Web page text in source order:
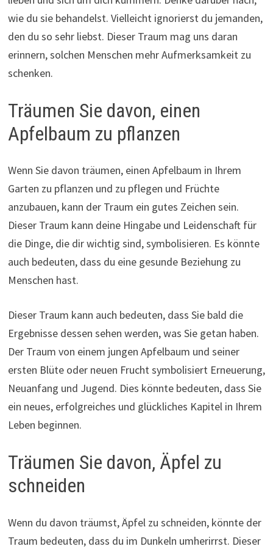
wie du sie behandelst. Vielleicht ignorierst du jemanden,
den du so sehr liebst. Dieser Traum mag uns daran
erinnern, solchen Menschen mehr Aufmerksamkeit zu
schenken.
Träumen Sie davon, einen
Apfelbaum zu pflanzen
Wenn Sie davon träumen, einen Apfelbaum in Ihrem
Garten zu pflanzen und zu pflegen und Früchte
anzubauen, kann der Traum ein gutes Zeichen sein.
Dieser Traum kann deine Hingabe und Leidenschaft für
die Dinge, die dir wichtig sind, symbolisieren. Es könnte
auch bedeuten, dass du eine gesunde Beziehung zu
Menschen hast.
Dieser Traum kann auch bedeuten, dass Sie bald die
Ergebnisse dessen sehen werden, was Sie getan haben.
Der Traum von einem jungen Apfelbaum und seiner
ersten Blüte oder neuen Frucht symbolisiert Erneuerung,
Neuanfang und Jugend. Dies könnte bedeuten, dass Sie
ein neues, erfolgreiches und glückliches Kapitel in Ihrem
Leben beginnen.
Träumen Sie davon, Äpfel zu
schneiden
Wenn du davon träumst, Äpfel zu schneiden, könnte der
Traum bedeuten, dass du im Dunkeln umherirrst. Dieser